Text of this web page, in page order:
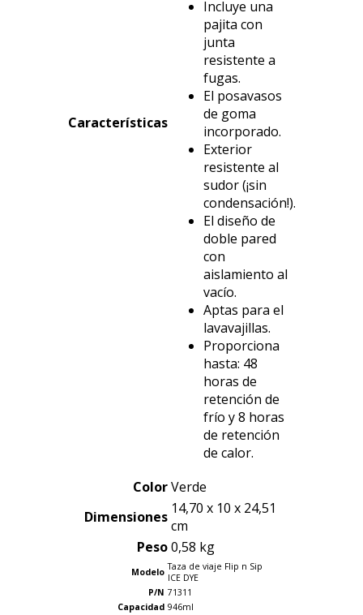
Características
Incluye una
pajita con
junta
resistente a
fugas.
El posavasos
de goma
incorporado.
Exterior
resistente al
sudor (¡sin
condensación!).
El diseño de
doble pared
con
aislamiento al
vacío.
Aptas para el
lavavajillas.
Proporciona
hasta: 48
horas de
retención de
frío y 8 horas
de retención
de calor.
Color Verde
Dimensiones 14,70 x 10 x 24,51
cm
Peso 0,58 kg
Modelo Taza de viaje Flip n Sip
ICE DYE
P/N 71311
Capacidad 946ml